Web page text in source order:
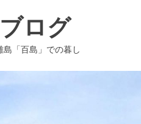
ログ
「百島」での暮し